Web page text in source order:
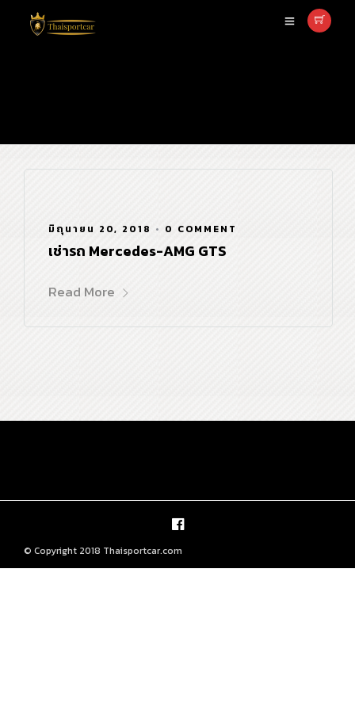
มิถุนายน 20, 2018 • 0 COMMENT
เช่ารถ Mercedes-AMG GTS
Read More
© Copyright 2018 Thaisportcar.com